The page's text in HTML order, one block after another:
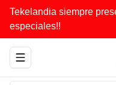
Tekelandia siempre
especiales!!
Abrir menu de navegación